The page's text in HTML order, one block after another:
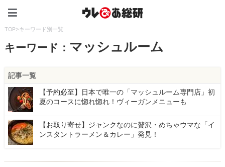
TOP>キーワード別一覧
キーワード： マッシュルーム
記事一覧
【予約必至】日本で唯一の「マッシュルーム専門店」初
夏のコースに惚れ惚れ！ヴィーガンメニューも
【お取り寄せ】ジャンクなのに贅沢・めちゃウマな「イ
ンスタントラーメン＆カレー」発見！